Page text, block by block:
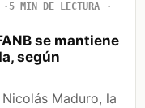
5 MIN DE LECTURA
se mantiene
según
Maduro, la